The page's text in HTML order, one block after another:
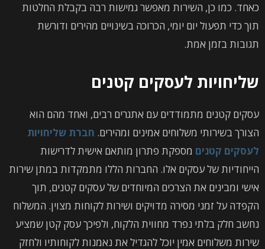
כאחד. כמו כן, השירות מאפשר גמישות רבה בקבלת החלטות
תוך כדי תפעול יום יומי, הכרוכה בשינויים מהירים ודורשת
תגובות בזמן אמת.
שליחויות לעסקים קטנים
עסקים קטנים מתמודדים עם אתגרים רבים, ואחד מהם הוא
הצורך בשירותי משלוחים אמינים ומהירים. חברת שליחויות
לעסקים קטנים מספקת פתרון מותאם אישית לדרישות
הייחודיות של עסקים אלו. החברות הללו מתמקדות במתן שירות
אישי ומבינים את הצרכים המיוחדים של עסקים קטנים, תוך
הקפדה על זמני מסירה מדויקים ושירות לקוחות מצוין. המשלוח
נחשב חלק בלתי נפרד מחווית הלקוח, ולפיכך עסק קטן שמציע
שירות משלוחים אמין יוכל להגדיל את נאמנות לקוחותיו ולחזק